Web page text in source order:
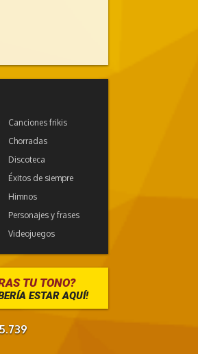
Canciones frikis
Chorradas
Discoteca
Éxitos de siempre
Himnos
Personajes y frases
Videojuegos
TU TONO?
ESTAR AQUÍ!